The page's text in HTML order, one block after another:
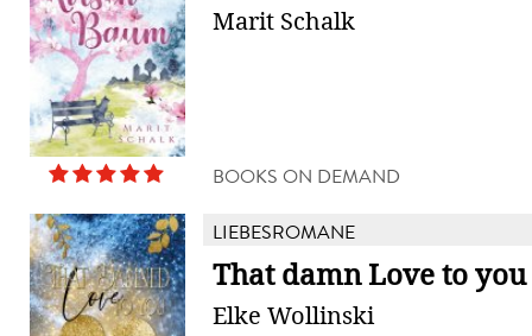
Marit Schalk
BOOKS ON DEMAND
LIEBESROMANE
That damn Love to you
Elke Wollinski